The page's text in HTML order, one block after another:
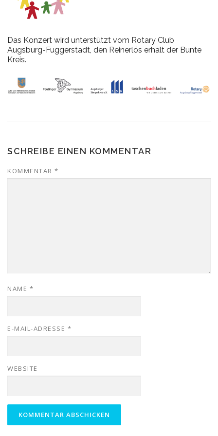
Das Konzert wird unterstützt vom Rotary Club
Augsburg-Fuggerstadt, den Reinerlös erhält der Bunte
Kreis.
SCHREIBE EINEN KOMMENTAR
KOMMENTAR *
NAME *
E-MAIL-ADRESSE *
WEBSITE